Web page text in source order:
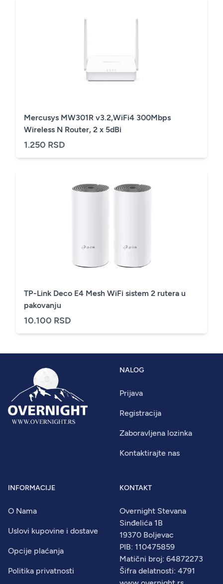
Mercusys MW301R v3.2,WiFi4 300Mbps
Wireless N Router, 2 x 5dBi
1.250 RSD
TP-Link Deco E4 Mesh WiFi sistem 2 rutera u
pakovanju
10.100 RSD
NALOG
Prijava
Registracija
Zaboravljena lozinka
Kontaktirajte nas
INFORMACIJE
O Nama
Uslovi kupovine i dostave
Opcije plaćanja
Politika privatnosti
KONTAKT
Overnight Stevana
Sinđelića 1B
19370 Boljevac
PIB: 110475859
Matični broj: 64872273
Šifra delatnosti: 4791